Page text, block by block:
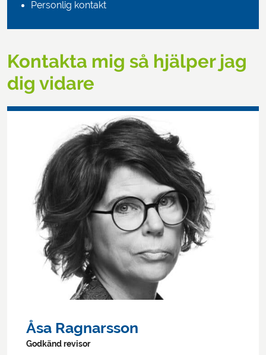
Personlig kontakt
Kontakta mig så hjälper jag
dig vidare
Åsa Ragnarsson
Godkänd revisor